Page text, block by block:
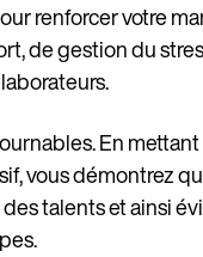
renforcer votre
de gestion du
En
vous démontrez
talents et ainsi